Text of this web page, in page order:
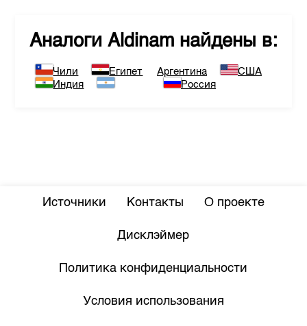
Аналоги Aldinam найдены в:
Чили
Египет
Индия
Аргентина
США
Россия
Источники Контакты О проекте
Дисклэймер
Политика конфиденциальности
Условия использования